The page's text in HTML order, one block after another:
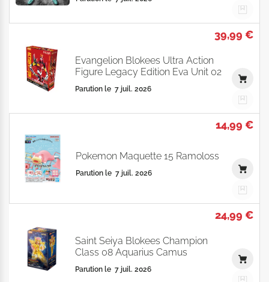
39,99 €
Evangelion Blokees Ultra Action
Figure Legacy Edition Eva Unit 02
Parution le 7 juil. 2026
14,99 €
Pokemon Maquette 15 Ramoloss
Parution le 7 juil. 2026
24,99 €
Saint Seiya Blokees Champion
Class 08 Aquarius Camus
Parution le 7 juil. 2026